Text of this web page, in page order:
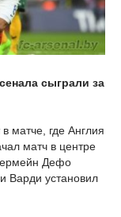
сыграли за
матче, где Англия
матч в центре
Дефо
Варди установил